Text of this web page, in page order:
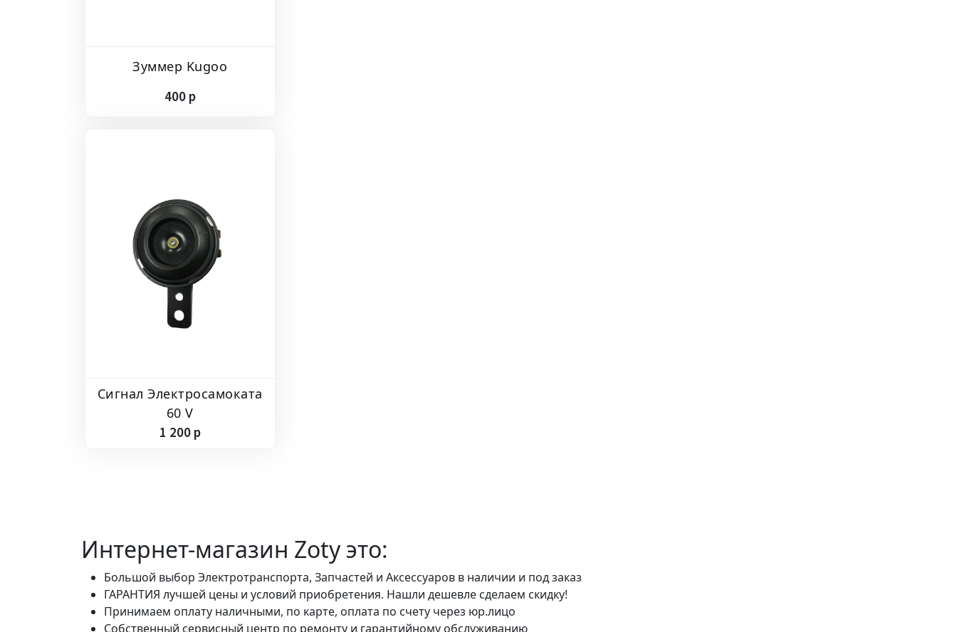
Зуммер Kugoo
400 p
Сигнал Электросамоката
60 V
1 200 p
Интернет-магазин Zoty это:
Большой выбор Электротранспорта, Запчастей и Аксессуаров в наличии и под заказ
ГАРАНТИЯ лучшей цены и условий приобретения. Нашли дешевле сделаем скидку!
Принимаем оплату наличными, по карте, оплата по счету через юр.лицо
Собственный сервисный центр по ремонту и гарантийному обслуживанию